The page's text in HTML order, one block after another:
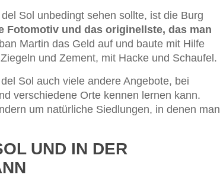
Sol unbedingt sehen sollte, ist die Burg
Fotomotiv und das originellste, das man
Martin das Geld auf und baute mit Hilfe
und Zement, mit Hacke und Schaufel.
Sol auch viele andere Angebote, bei
verschiedene Orte kennen lernen kann.
um natürliche Siedlungen, in denen man
UND IN DER